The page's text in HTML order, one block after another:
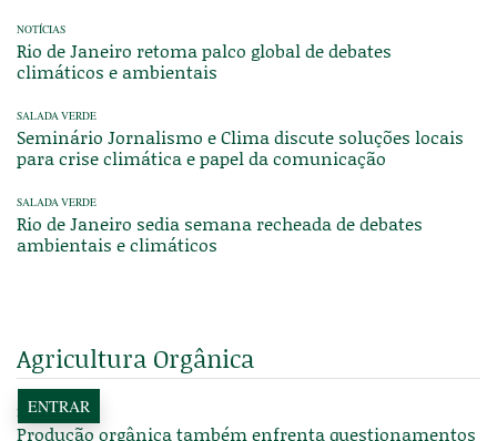
NOTÍCIAS
Rio de Janeiro retoma palco global de debates
climáticos e ambientais
SALADA VERDE
Seminário Jornalismo e Clima discute soluções locais
para crise climática e papel da comunicação
SALADA VERDE
Rio de Janeiro sedia semana recheada de debates
ambientais e climáticos
Agricultura Orgânica
REPORTAGENS
Produção orgânica também enfrenta questionamentos
ENTRAR